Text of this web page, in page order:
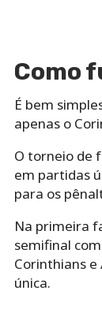
Como
É bem
apenas o
O torneio de
em partidas
para os
Na primeira
semifinal
Corinthians
única.